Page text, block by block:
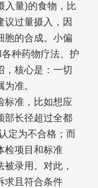
入量)的食物，比
议过量摄入，因
胞的合成。小偏
种药物疗法、护
，核心是：一切
准。
标准，比如想应
部长径超过全都
定为不合格；而
检项目和标准
录用。对此，
求且符合条件